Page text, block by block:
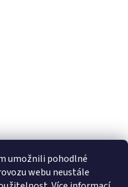
umožnili pohodlné
webu neustále